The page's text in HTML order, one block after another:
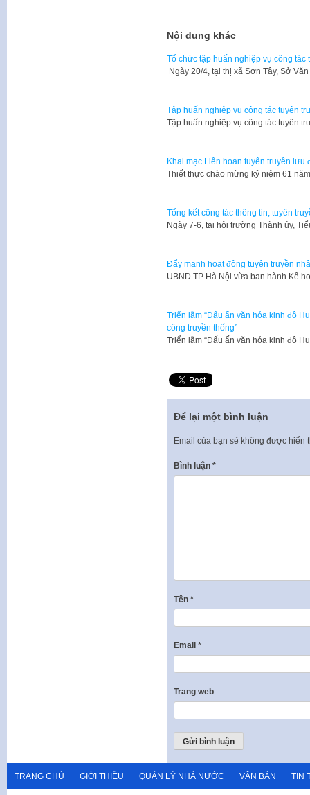
Nội dung khác
Tổ chức tập huấn nghiệp vụ công tác
Ngày 20/4, tại thị xã Sơn Tây, Sở
Tập huấn nghiệp vụ công tác tuyên
Tập huấn nghiệp vụ công tác tuyên
Khai mạc Liên hoan tuyên truyền
​Thiết thực chào mừng kỷ niệm 61
Tổng kết công tác thông tin, tuyên
Ngày 7-6, tại hội trường Thành ủy,
Đẩy mạnh hoạt động tuyên truyền
UBND TP Hà Nội vừa ban hành Kế
Triển lãm “Dấu ấn văn hóa kinh đô
công truyền thống”
Triển lãm “Dấu ấn văn hóa kinh đô
Để lại một bình luận
Email của bạn sẽ không được hiển
Bình luận *
Tên *
Email *
Trang web
TRANG CHỦ GIỚI THIỆU QUẢN LÝ NHÀ NƯỚC VĂN BẢN TIN